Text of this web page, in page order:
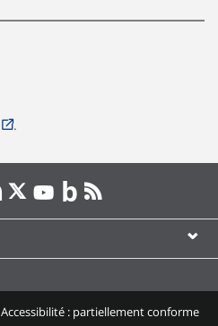
.
Accessibilité : partiellement conforme